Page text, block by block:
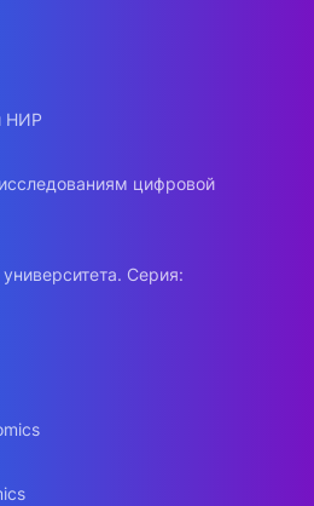
НИР
цифровой
Серия: